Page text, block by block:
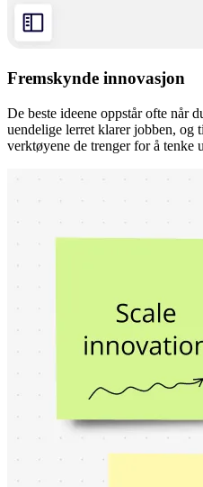
Fremskynde innovasjon
De beste ideene oppstår ofte når
uendelige lerret klarer jobben, og
verktøyene de trenger for å tenke